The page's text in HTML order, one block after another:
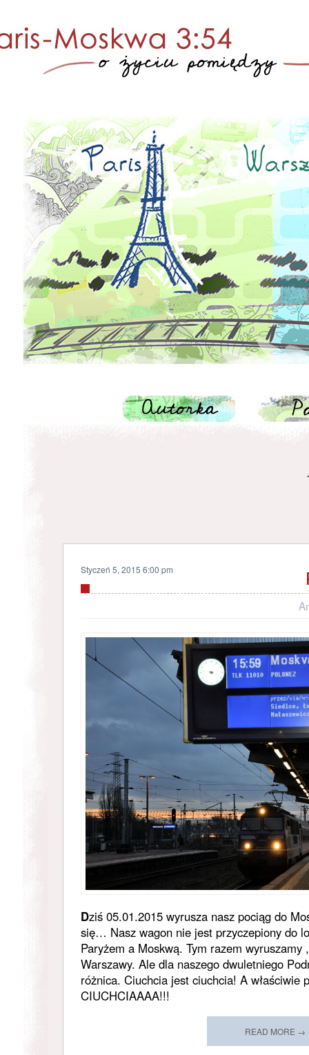
Styczeń 5, 2015 6:00 pm
Dziś 05.01.2015 wyrusza nasz pociąg do
się… Nasz wagon nie jest przyczepiony do
Paryżem a Moskwą. Tym razem wyruszamy
Warszawy. Ale dla naszego dwuletniego
różnica. Ciuchcia jest ciuchcia! A właściwie
CIUCHCIAAAA!!!
READ MORE →